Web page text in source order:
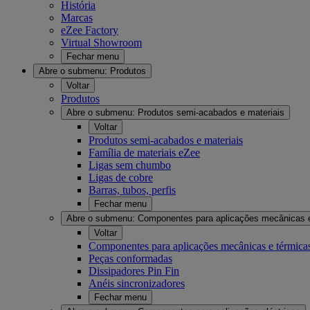
História
Marcas
eZee Factory
Virtual Showroom
Fechar menu
Abre o submenu: Produtos
Voltar
Produtos
Abre o submenu: Produtos semi-acabados e materiais
Voltar
Produtos semi-acabados e materiais
Família de materiais eZee
Ligas sem chumbo
Ligas de cobre
Barras, tubos, perfis
Fechar menu
Abre o submenu: Componentes para aplicações mecânicas
Voltar
Componentes para aplicações mecânicas e
Peças conformadas
Dissipadores Pin Fin
Anéis sincronizadores
Fechar menu